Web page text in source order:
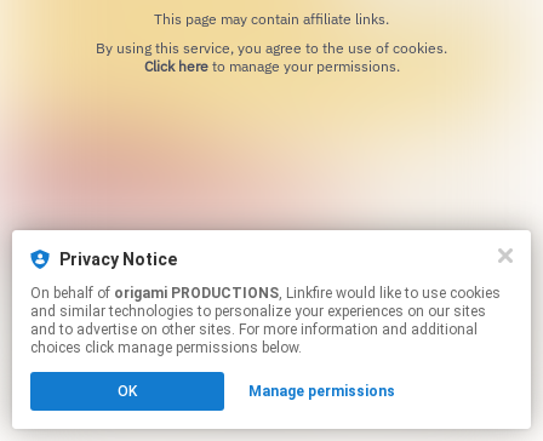
Privacy Notice
On behalf of origami PRODUCTIONS, Linkfire would like to use cookies
and similar technologies to personalize your experiences on our sites
and to advertise on other sites. For more information and additional
choices click manage permissions below.
OK Manage permissions
This page may contain affiliate links.
Click hereto manage your permissions.